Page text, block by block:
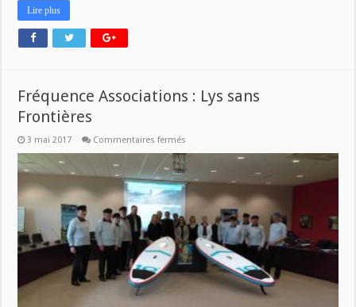
Lire plus
Fréquence Associations : Lys sans
Frontières
3 mai 2017 Commentaires fermés
Associations
:
Lys
Frontières